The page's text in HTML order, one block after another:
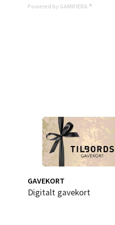
Powered by GAMIFIERA.®
GAVEKORT
Digitalt gavekort